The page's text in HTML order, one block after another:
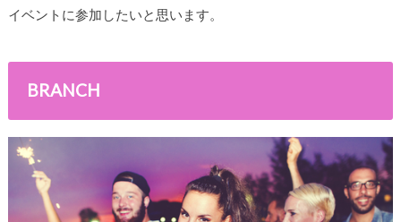
イベントに参加したいと思います。
BRANCH